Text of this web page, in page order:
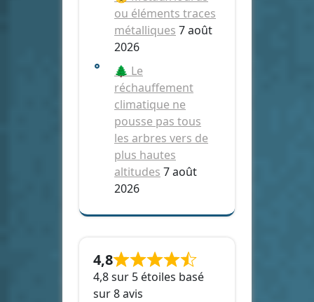
ou éléments traces
métalliques 7 août
2026
🌲 Le
réchauffement
climatique ne
pousse pas tous
les arbres vers de
plus hautes
altitudes 7 août
2026
4,8
4,8 sur 5 étoiles basé
sur 8 avis